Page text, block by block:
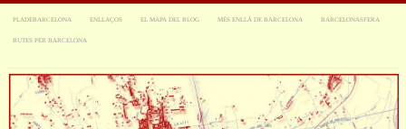
PLADEBARCELONA ENLLAÇOS EL MAPA DEL BLOG MÉS ENLLÀ DE BARCELONA BARCELONASFERA
RUTES PER BARCELONA